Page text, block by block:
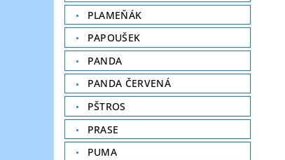
PLAMEŇÁK
PAPOUŠEK
PANDA
PANDA ČERVENÁ
PŠTROS
PRASE
PUMA